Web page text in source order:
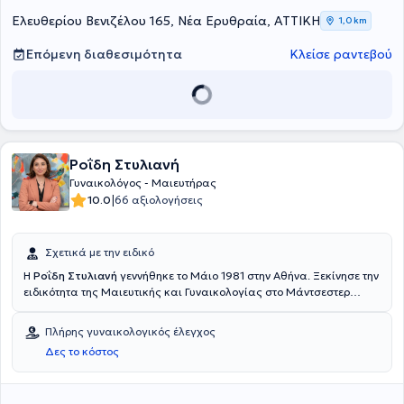
Ελευθερίου Βενιζέλου 165, Νέα Ερυθραία, ΑΤΤΙΚΗ 1,0 km
Επόμενη διαθεσιμότητα Κλείσε ραντεβού
Ροΐδη Στυλιανή
Γυναικολόγος - Μαιευτήρας
10.0|66 αξιολογήσεις
Σχετικά με την ειδικό
Η Ροΐδη Στυλιανή γεννήθηκε το Μάιο 1981 στην Αθήνα. Ξεκίνησε την
ειδικότητα της Μαιευτικής και Γυναικολογίας στο Μάντσεστερ
φυσιολογικούς τοκετούς και εκπαιδεύεται σε υψηλού ρίσκου
εγκυμοσύνες. Το 2017 ολοκληρώνει την ειδικότητα στην Ελλάδα και
ξεκινάει την εκπαίδευση της στην παιδική και εφηβική
γυναικολογία στο νοσοκομείο Αλεξάνδρα. Μετα από 4 χρόνια
Πλήρης γυναικολογικός έλεγχος
Δες το κόστος